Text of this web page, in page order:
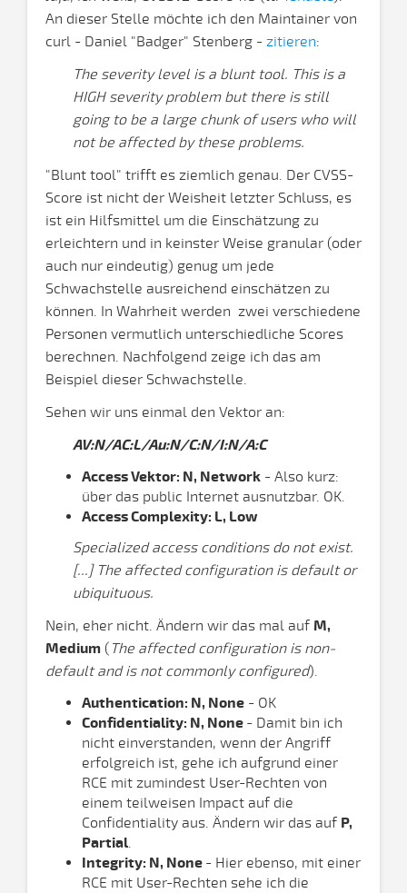
An dieser Stelle möchte ich den Maintainer von
curl - Daniel "Badger" Stenberg - zitieren:
The severity level is a blunt tool. This is a
HIGH severity problem but there is still
going to be a large chunk of users who will
not be affected by these problems.
"Blunt tool" trifft es ziemlich genau. Der CVSS-
Score ist nicht der Weisheit letzter Schluss, es
ist ein Hilfsmittel um die Einschätzung zu
erleichtern und in keinster Weise granular (oder
auch nur eindeutig) genug um jede
Schwachstelle ausreichend einschätzen zu
können. In Wahrheit werden zwei verschiedene
Personen vermutlich unterschiedliche Scores
berechnen. Nachfolgend zeige ich das am
Beispiel dieser Schwachstelle.
Sehen wir uns einmal den Vektor an:
AV:N/AC:L/Au:N/C:N/I:N/A:C
Access Vektor: N, Network - Also kurz:
über das public Internet ausnutzbar. OK.
Access Complexity: L, Low
Specialized access conditions do not exist.
[...] The affected configuration is default or
ubiquituous.
Nein, eher nicht. Ändern wir das mal auf M,
Medium ( The affected configuration is non-
default and is not commonly configured).
Authentication: N, None - OK
Confidentiality: N, None - Damit bin ich
nicht einverstanden, wenn der Angriff
erfolgreich ist, gehe ich aufgrund einer
RCE mit zumindest User-Rechten von
einem teilweisen Impact auf die
Confidentiality aus. Ändern wir das auf P,
Partial.
Integrity: N, None - Hier ebenso, mit einer
RCE mit User-Rechten sehe ich die